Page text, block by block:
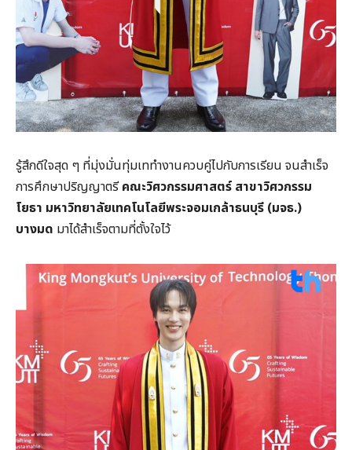
รู้สึกดีใจสุด ๆ ที่มุ่งมั่นทุ่มเททำงานควบคู่ไปกับการเรียน จนสำเร็จ
การศึกษาปริญญาตรีคณะวิศวกรรมศาสตร์ สาขาวิศวกรรม
โยธา มหาวิทยาลัยเทคโนโลยีพระจอมเกล้าธนบุรี (มจธ.)
บางมด มาได้สำเร็จตามที่ตั้งใจไว้